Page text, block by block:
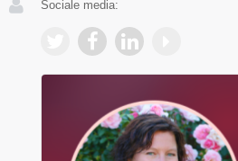
Sociale media: